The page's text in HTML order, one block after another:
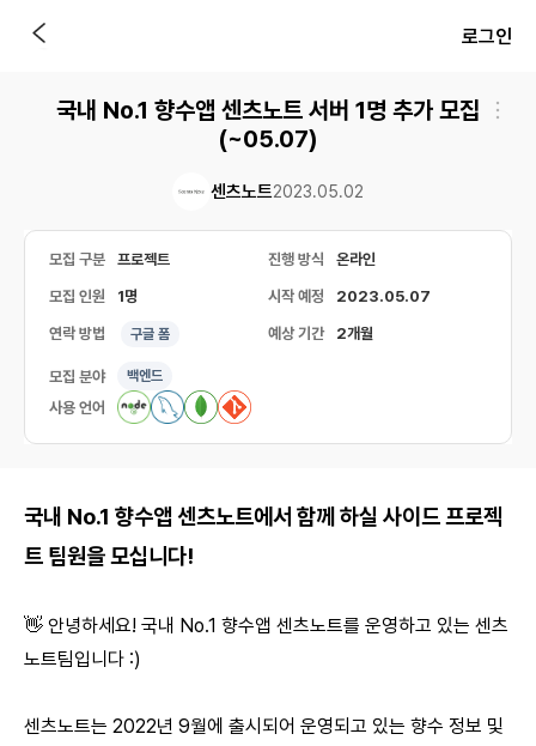
로그인
국내 No.1 향수앱 센츠노트 서버 1명 추가 모집
(~05.07)
센츠노트2023.05.02
모집 구분 프로젝트 진행 방식 온라인
모집 인원 1명 시작 예정 2023.05.07
연락 방법 구글 폼 예상 기간 2개월
모집 분야 백엔드
사용 언어
국내 No.1 향수앱 센츠노트에서 함께 하실 사이드 프로젝
트 팀원을 모십니다!
👋 안녕하세요! 국내 No.1 향수앱 센츠노트를 운영하고 있는 센츠
노트팀입니다 :)
센츠노트는 2022년 9월에 출시되어 운영되고 있는 향수 정보 및